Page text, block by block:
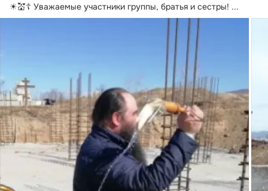
☀💒☦ Уважаемые участники группы, братья и сестры! ...